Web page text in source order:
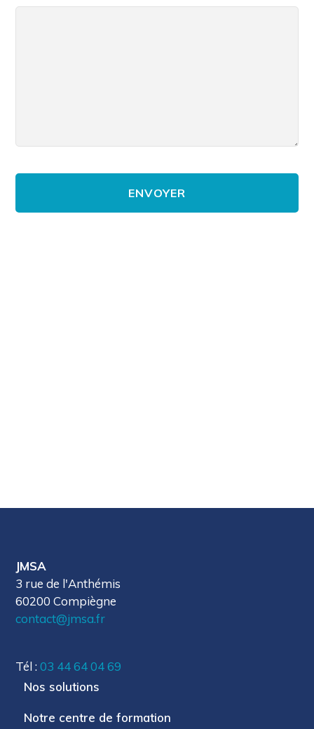
Address *
ENVOYER
JMSA
3 rue de l'Anthémis
60200 Compiègne
contact@jmsa.fr
Tél :03 44 64 04 69
Nos solutions
Notre centre de formation